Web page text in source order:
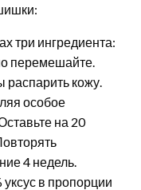
три ингредиента:
перемешайте.
распарить кожу.
особое
на 20
4 недель.
в пропорции